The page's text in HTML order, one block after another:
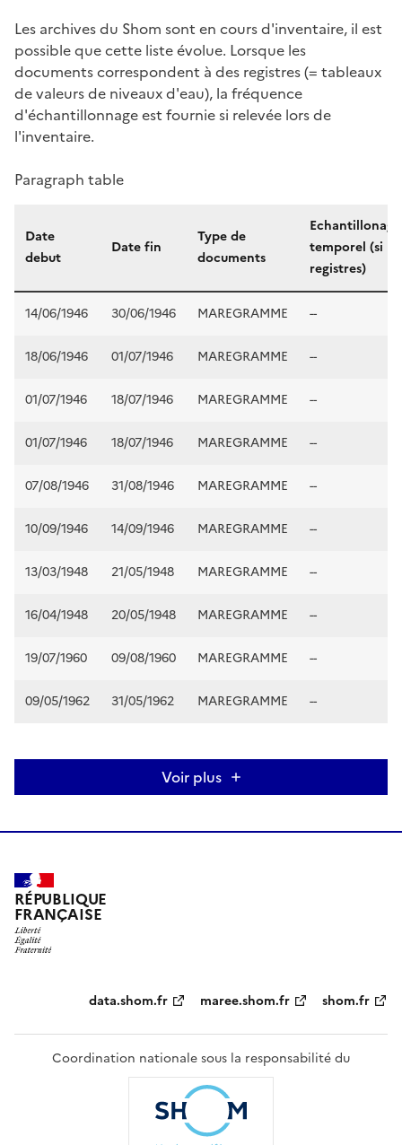
Les archives du Shom sont en cours d'inventaire, il est
possible que cette liste évolue. Lorsque les
documents correspondent à des registres (= tableaux
de valeurs de niveaux d'eau), la fréquence
d'échantillonnage est fournie si relevée lors de
l'inventaire.
Paragraph table
Date
debut
Date fin
Type de
documents
Echantillonage
temporel (si
registres)
14/06/1946 30/06/1946 MAREGRAMME --
18/06/1946 01/07/1946 MAREGRAMME --
01/07/1946 18/07/1946 MAREGRAMME --
01/07/1946 18/07/1946 MAREGRAMME --
07/08/1946 31/08/1946 MAREGRAMME --
10/09/1946 14/09/1946 MAREGRAMME --
13/03/1948 21/05/1948 MAREGRAMME --
16/04/1948 20/05/1948 MAREGRAMME --
19/07/1960 09/08/1960 MAREGRAMME --
09/05/1962 31/05/1962 MAREGRAMME --
Voir plus
RÉPUBLIQUE
FRANÇAISE
Partenaires
data.shom.fr maree.shom.fr shom.fr
Coordination nationale sous la responsabilité du